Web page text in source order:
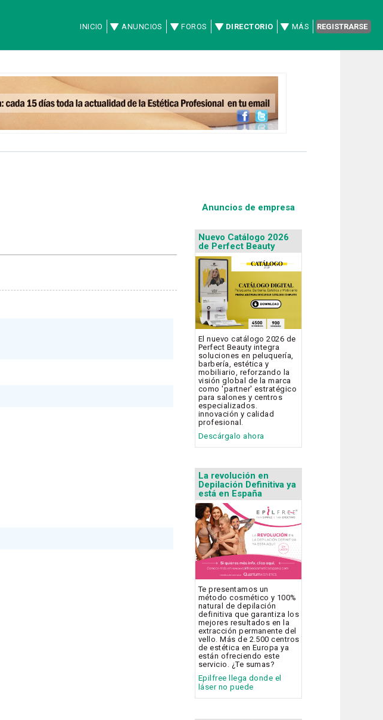
INICIO ANUNCIOS FOROS DIRECTORIO MÁS REGISTRARSE
Anuncios de empresa
Nuevo Catálogo 2026
de Perfect Beauty
El nuevo catálogo 2026 de
Perfect Beauty integra
soluciones en peluquería,
barbería, estética y
mobiliario, reforzando la
visión global de la marca
como 'partner' estratégico
para salones y centros
especializados.
innovación y calidad
profesional.
Descárgalo ahora
La revolución en
Depilación Definitiva ya
está en España
Te presentamos un
método cosmético y 100%
natural de depilación
definitiva que garantiza los
mejores resultados en la
extracción permanente del
vello. Más de 2.500 centros
de estética en Europa ya
están ofreciendo este
servicio. ¿Te sumas?
Epilfree llega donde el
láser no puede